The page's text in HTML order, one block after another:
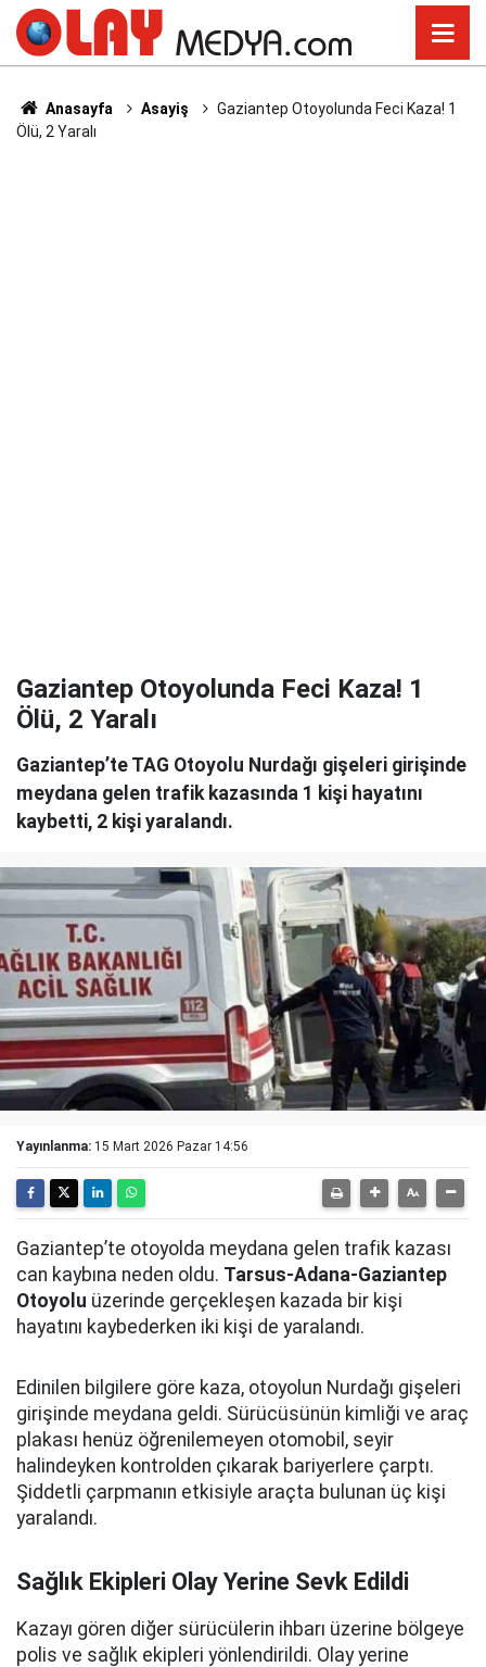
Anasayfa Asayiş
Gaziantep Otoyolunda Feci Kaza! 1
Ölü, 2 Yaralı
Gaziantep Otoyolunda Feci Kaza! 1
Ölü, 2 Yaralı
Gaziantep’te TAG Otoyolu Nurdağı gişeleri girişinde
meydana gelen trafik kazasında 1 kişi hayatını
kaybetti, 2 kişi yaralandı.
Yayınlanma: 15 Mart 2026 Pazar 14:56
Gaziantep’te otoyolda meydana gelen trafik kazası
can kaybına neden oldu. Tarsus-Adana-Gaziantep
Otoyolu üzerinde gerçekleşen kazada bir kişi
hayatını kaybederken iki kişi de yaralandı.
Edinilen bilgilere göre kaza, otoyolun Nurdağı gişeleri
girişinde meydana geldi. Sürücüsünün kimliği ve araç
plakası henüz öğrenilemeyen otomobil, seyir
halindeyken kontrolden çıkarak bariyerlere çarptı.
Şiddetli çarpmanın etkisiyle araçta bulunan üç kişi
yaralandı.
Sağlık Ekipleri Olay Yerine Sevk Edildi
Kazayı gören diğer sürücülerin ihbarı üzerine bölgeye
polis ve sağlık ekipleri yönlendirildi. Olay yerine